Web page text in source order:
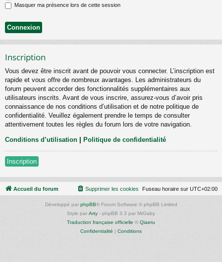
Masquer ma présence lors de cette session
Inscription
Vous devez être inscrit avant de pouvoir vous connecter. L’inscription est
rapide et vous offre de nombreux avantages. Les administrateurs du
forum peuvent accorder des fonctionnalités supplémentaires aux
utilisateurs inscrits. Avant de vous inscrire, assurez-vous d’avoir pris
connaissance de nos conditions d’utilisation et de notre politique de
confidentialité. Veuillez également prendre le temps de consulter
attentivement toutes les règles du forum lors de votre navigation.
Conditions d’utilisation Politique de confidentialité
Inscription
Accueil du forum Fuseau horaire sur UTC+02:00
Supprimer les cookies
Développé par phpBB® Forum Software © phpBB Limited
Style par Arty - phpBB 3.3 par MrGaby
Traduction française officielle © Qiaeru
Confidentialité | Conditions